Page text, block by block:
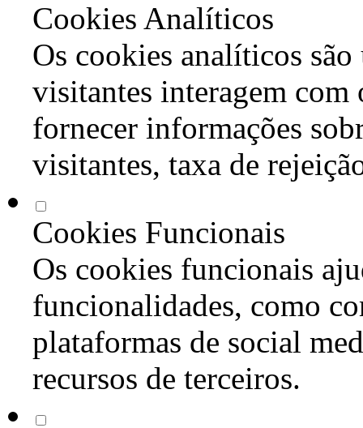
Cookies Analíticos
Os cookies analíticos são
visitantes interagem com
fornecer informações
visitantes, taxa de
Cookies Funcionais
Os cookies funcionais
funcionalidades, como
plataformas de social
recursos de terceiros.